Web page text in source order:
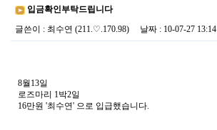
입금확인부탁드립니다
글쓴이
: 최수연 (211.♡.170.98) 날짜 : 10-07-27 13:14
8월13일
로즈마리 1박2일
16만원 '최수연' 으로 입급했습니다.